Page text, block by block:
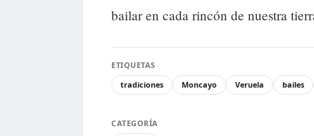
bailar en cada rincón de nuestra
ETIQUETAS
tradiciones
Moncayo Veruela bailes
CATEGORÍA